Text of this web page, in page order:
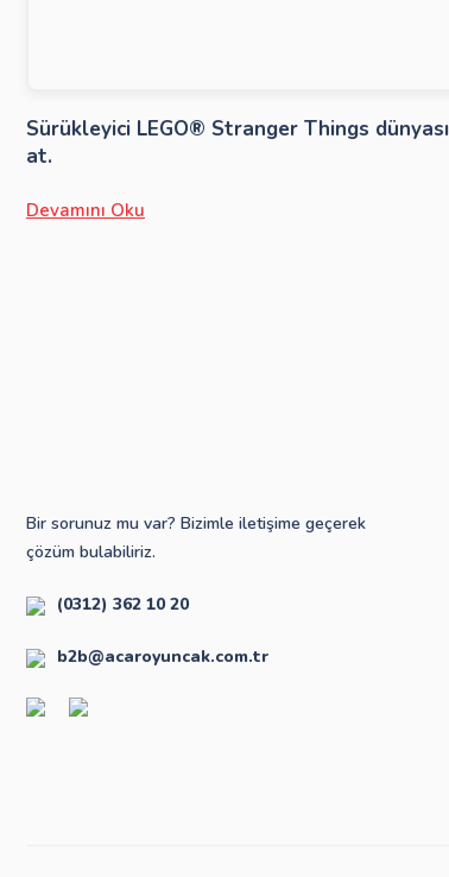
Sürükleyici LEGO® Stranger Things
at.
Devamını Oku
Bir sorunuz mu var? Bizimle iletişime geçerek
çözüm bulabiliriz.
(0312) 362 10 20
b2b@acaroyuncak.com.tr